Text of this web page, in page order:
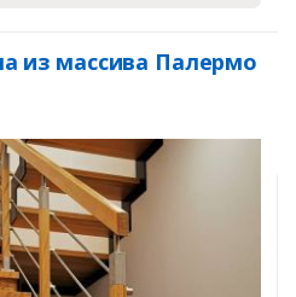
из массива Палермо